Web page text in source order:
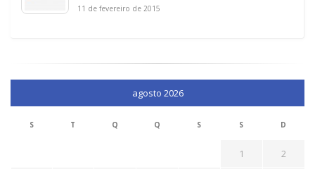
11 de fevereiro de 2015
agosto 2026
S T Q Q S S D
1 2